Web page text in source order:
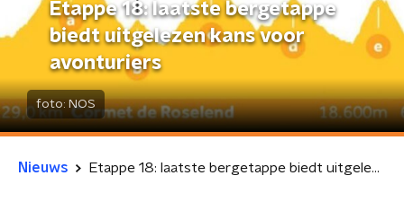
Etappe 18: laatste bergetappe
biedt uitgelezen kans voor
avonturiers
foto: NOS
Nieuws Etappe 18: laatste bergetappe biedt uitgelezen kans voor avonturiers